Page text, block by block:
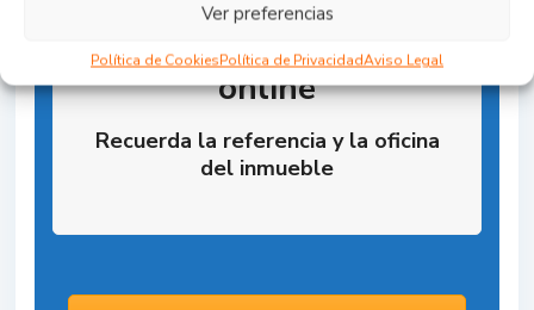
Ver preferencias
Política de CookiesPolítica de PrivacidadAviso Legal
Reserva la Propiedad
online
Recuerda la referencia y la oficina
del inmueble